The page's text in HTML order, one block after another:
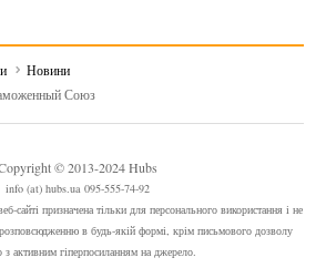
Новини
Союз
© 2013-2024 Hubs
info (at) hubs.ua 095-555-74-92
сайті призначена тільки для персонального використання і не
в будь-якій формі, крім письмового дозволу
з активним гіперпосиланням на джерело.